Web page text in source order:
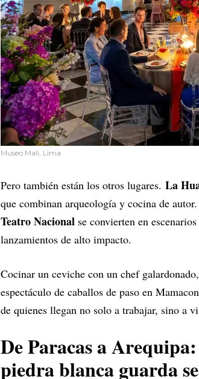
Museo Mali, Lima
Pero también están los otros lugares. La
que combinan arqueología y cocina de
Teatro Nacional se convierten en
lanzamientos de alto impacto.
Cocinar un ceviche con un chef
espectáculo de caballos de paso en
de quienes llegan no solo a trabajar, sino a
De Paracas a
piedra blanca guarda